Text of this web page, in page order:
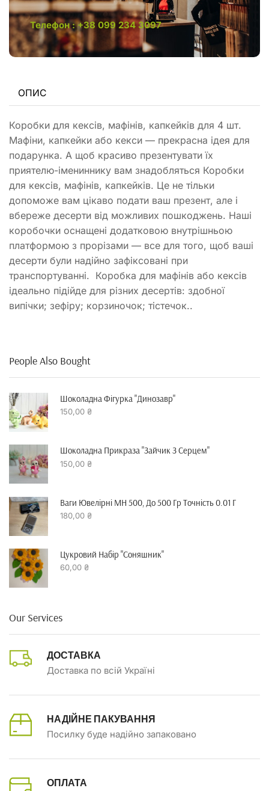
Телефон : +38 099 234 3097
ОПИС
Коробки для кексів, мафінів, капкейків для 4 шт.
Мафіни, капкейки або кекси — прекрасна ідея для
подарунка. А щоб красиво презентувати їх
приятелю-імениннику вам знадобляться Коробки
для кексів, мафінів, капкейків. Це не тільки
допоможе вам цікаво подати ваш презент, але і
вбереже десерти від можливих пошкоджень. Наші
коробочки оснащені додатковою внутрішньою
платформою з прорізами — все для того, щоб ваші
десерти були надійно зафіксовані при
транспортуванні. Коробка для мафінів або кексів
ідеально підійде для різних десертів: здобної
випічки; зефіру; корзиночок; тістечок..
People Also Bought
Шоколадна Фігурка "динозавр"
150,00 ₴
Шоколадна Прикраза "зайчик З Серцем"
150,00 ₴
Ваги Ювелірні MH 500, До 500 Гр Точність 0.01 Г
180,00 ₴
Цукровий Набір "Соняшник"
60,00 ₴
Our Services
ДОСТАВКА
Доставка по всій Україні
НАДІЙНЕ ПАКУВАННЯ
Посилку буде надійно запаковано
ОПЛАТА